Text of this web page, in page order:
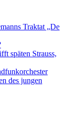
Traktat „De
späten Strauss,
des jungen